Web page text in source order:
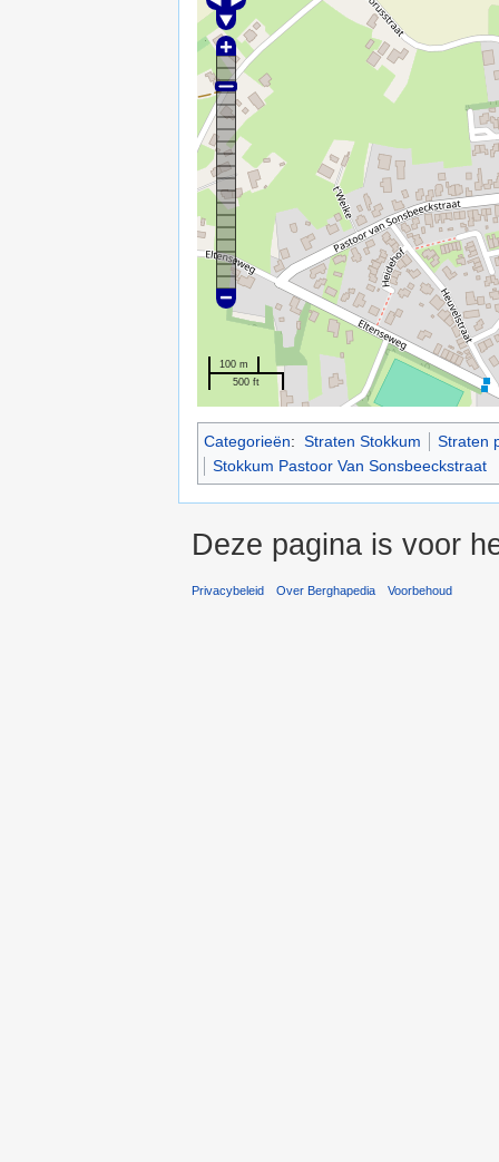
100 m
500 ft
Categorieën: Straten Stokkum
Straten
Stokkum Pastoor Van Sonsbeeckstraat
Deze pagina is voor
Privacybeleid Over Berghapedia Voorbehoud